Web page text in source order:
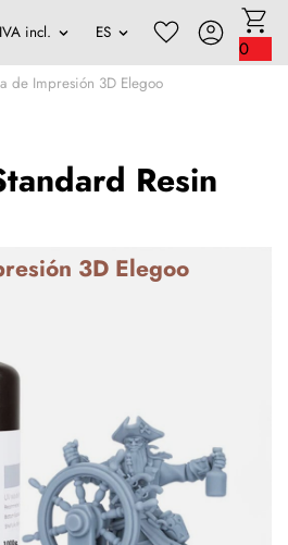
0
de Impresión 3D Elegoo
Resin
3D Elegoo